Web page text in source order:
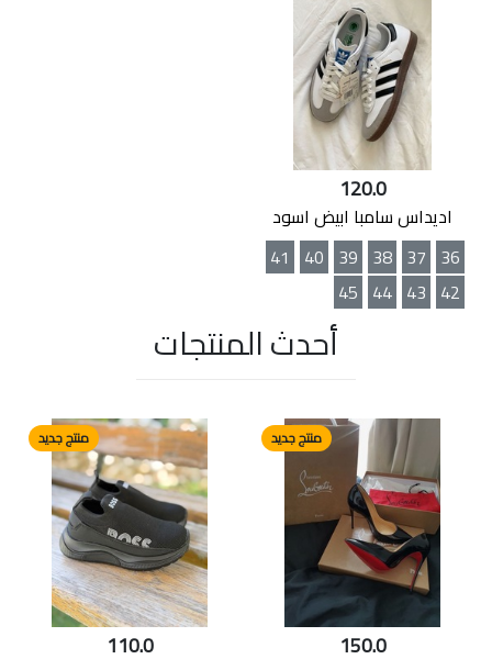
120.0
اديداس سامبا ابيض اسود
36
37
38
39
40
41
42
43
44
45
أحدث المنتجات
منتج جديد
150.0
منتج جديد
110.0